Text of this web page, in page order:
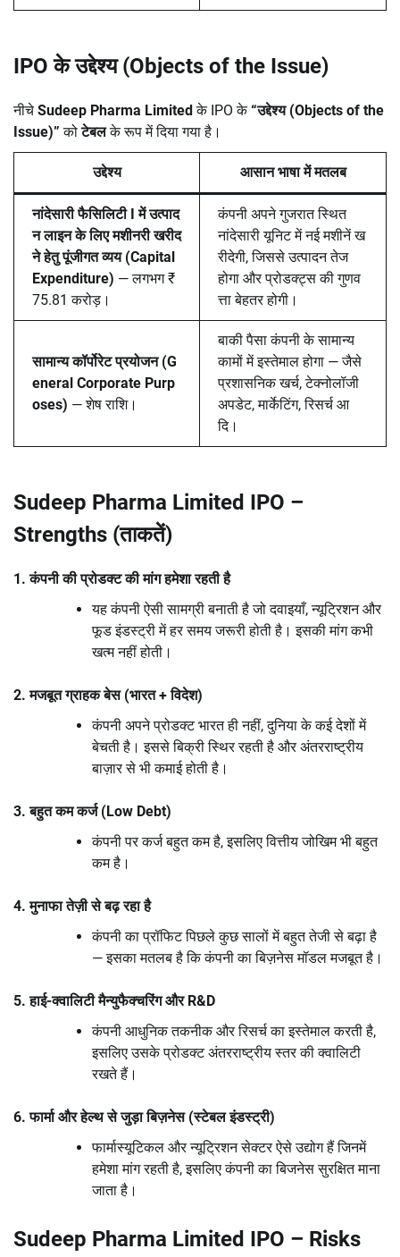
IPO के उद्देश्य (Objects of the Issue)
नीचे Sudeep Pharma Limited के IPO के“उद्देश्य (Objects of the
Issue)” कोटेबलके रूप में दिया गया है।
उद्देश्य आसान भाषा में मतलब
नांदेसारी फैसिलिटी I में उत्पाद
न लाइन के लिए मशीनरी खरीद
ने हेतु पूंजीगत व्यय (Capital
Expenditure) — लगभग ₹
75.81 करोड़।
कंपनी अपने गुजरात स्थित
नांदेसारी यूनिट में नई मशीनें ख
रीदेगी, जिससे उत्पादन तेज
होगा और प्रोडक्ट्स की गुणव
त्ता बेहतर होगी।
सामान्य कॉर्पोरेट प्रयोजन (G
eneral Corporate Purp
oses) — शेष राशि।
बाकी पैसा कंपनी के सामान्य
कामों में इस्तेमाल होगा — जैसे
प्रशासनिक खर्च, टेक्नोलॉजी
अपडेट, मार्केटिंग, रिसर्च आ
दि।
Sudeep Pharma Limited IPO –
Strengths (ताकतें)
1. कंपनी की प्रोडक्ट की मांग हमेशा रहती है
यह कंपनी ऐसी सामग्री बनाती है जो दवाइयाँ, न्यूट्रिशन और
फूड इंडस्ट्री में हर समय जरूरी होती है। इसकी मांग कभी
खत्म नहीं होती।
2. मजबूत ग्राहक बेस (भारत + विदेश)
कंपनी अपने प्रोडक्ट भारत ही नहीं, दुनिया के कई देशों में
बेचती है। इससे बिक्री स्थिर रहती है और अंतरराष्ट्रीय
बाज़ार से भी कमाई होती है।
3. बहुत कम कर्ज (Low Debt)
कंपनी पर कर्ज बहुत कम है, इसलिए वित्तीय जोखिम भी बहुत
कम है।
4. मुनाफा तेज़ी से बढ़ रहा है
कंपनी का प्रॉफिट पिछले कुछ सालों में बहुत तेजी से बढ़ा है
— इसका मतलब है कि कंपनी का बिज़नेस मॉडल मजबूत है।
5. हाई-क्वालिटी मैन्युफैक्चरिंग और R&D
कंपनी आधुनिक तकनीक और रिसर्च का इस्तेमाल करती है,
इसलिए उसके प्रोडक्ट अंतरराष्ट्रीय स्तर की क्वालिटी
रखते हैं।
6. फार्मा और हेल्थ से जुड़ा बिज़नेस (स्टेबल इंडस्ट्री)
फार्मास्यूटिकल और न्यूट्रिशन सेक्टर ऐसे उद्योग हैं जिनमें
हमेशा मांग रहती है, इसलिए कंपनी का बिजनेस सुरक्षित माना
जाता है।
Sudeep Pharma Limited IPO – Risks